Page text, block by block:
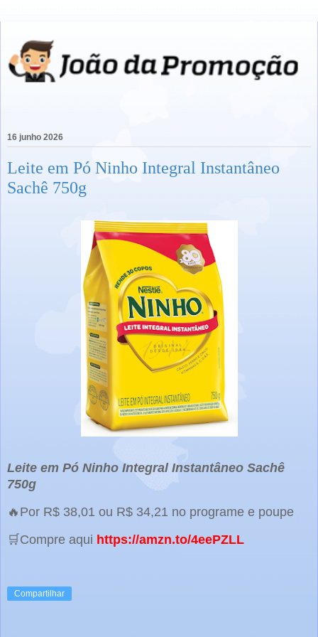
16 junho 2026
Leite em Pó Ninho Integral Instantâneo
Sachê 750g
Leite em Pó Ninho Integral Instantâneo Sachê
750g
🔥Por R$ 38,01 ou R$ 34,21 no programe e poupe
🛒Compre aqui https://amzn.to/4eePZLL
Compartilhar